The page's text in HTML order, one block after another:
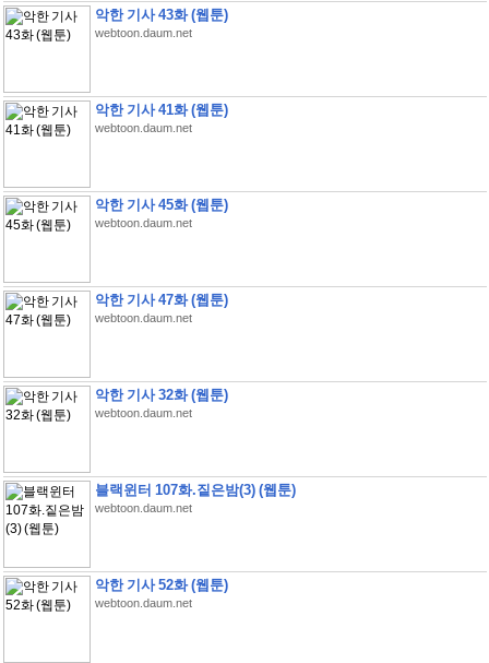
악한 기사 43화 (웹툰)
webtoon.daum.net
악한 기사 41화 (웹툰)
webtoon.daum.net
악한 기사 45화 (웹툰)
webtoon.daum.net
악한 기사 47화 (웹툰)
webtoon.daum.net
악한 기사 32화 (웹툰)
webtoon.daum.net
블랙윈터 107화.짙은밤(3) (웹툰)
webtoon.daum.net
악한 기사 52화 (웹툰)
webtoon.daum.net